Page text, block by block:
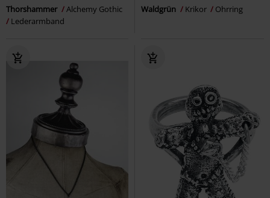
Thorshammer
Alchemy Gothic
Lederarmband
Waldgrün Krikor Ohrring